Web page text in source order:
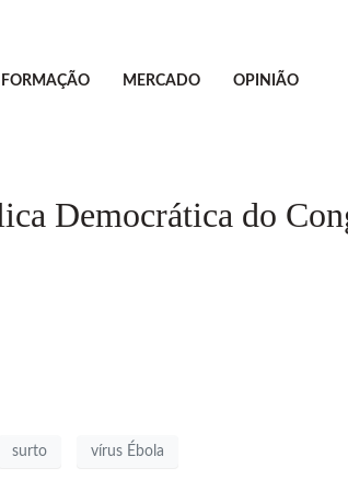
FORMAÇÃO MERCADO OPINIÃO
Democrática do
surto vírus Ébola